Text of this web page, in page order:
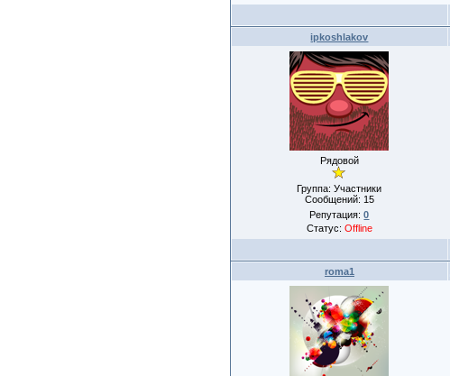
ipkoshlakov
Рядовой
Группа: Участники
Сообщений: 15
Репутация:0
Статус: Offline
roma1